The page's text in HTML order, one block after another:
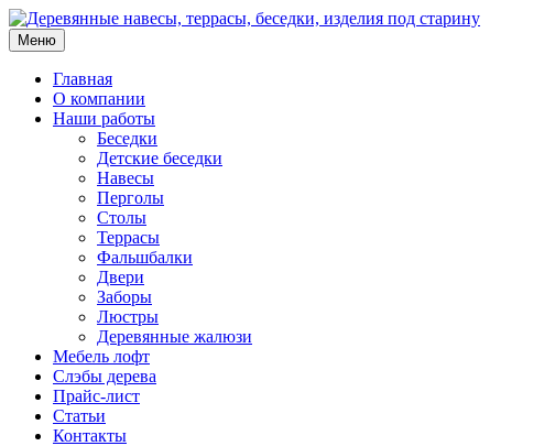
Меню
Главная
О компании
Наши работы
Беседки
Детские беседки
Навесы
Перголы
Столы
Террасы
Фальшбалки
Двери
Заборы
Люстры
Деревянные жалюзи
Мебель лофт
Слэбы дерева
Прайс-лист
Статьи
Контакты